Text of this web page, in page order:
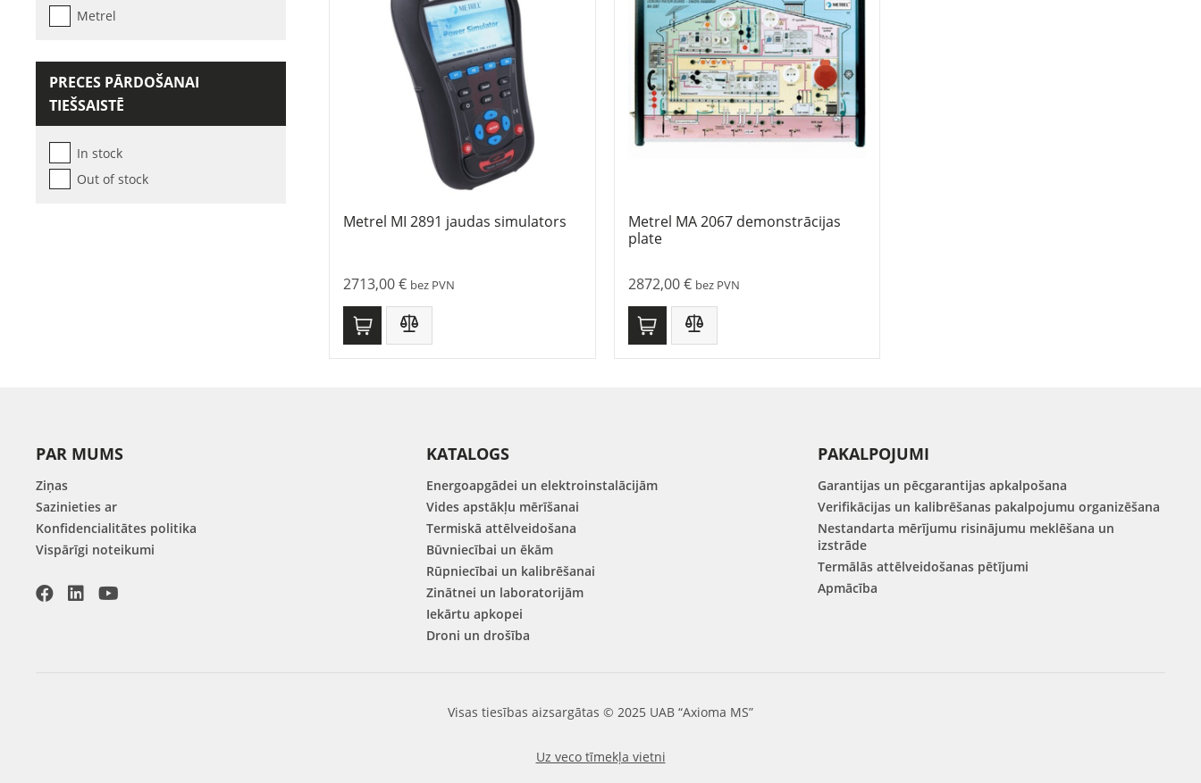
Metrel
PRECES PĀRDOŠANAI
TIEŠSAISTĒ
In stock
Out of stock
Metrel MI 2891 jaudas simulators
2713,00€ bez PVN
Metrel MA 2067 demonstrācijas
plate
2872,00€ bez PVN
PAR MUMS
Ziņas
Sazinieties ar
Konfidencialitātes politika
Vispārīgi noteikumi
KATALOGS
Energoapgādei un elektroinstalācijām
Vides apstākļu mērīšanai
Termiskā attēlveidošana
Būvniecībai un ēkām
Rūpniecībai un kalibrēšanai
Zinātnei un laboratorijām
Iekārtu apkopei
Droni un drošība
PAKALPOJUMI
Garantijas un pēcgarantijas apkalpošana
Verifikācijas un kalibrēšanas pakalpojumu organizēšana
Nestandarta mērījumu risinājumu meklēšana un
izstrāde
Termālās attēlveidošanas pētījumi
Apmācība
Visas tiesības aizsargātas © 2025 UAB “Axioma MS”
Uz veco tīmekļa vietni